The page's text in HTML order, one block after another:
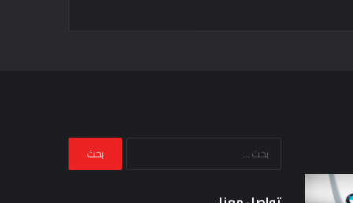
صيد
الجوائز:
البحث